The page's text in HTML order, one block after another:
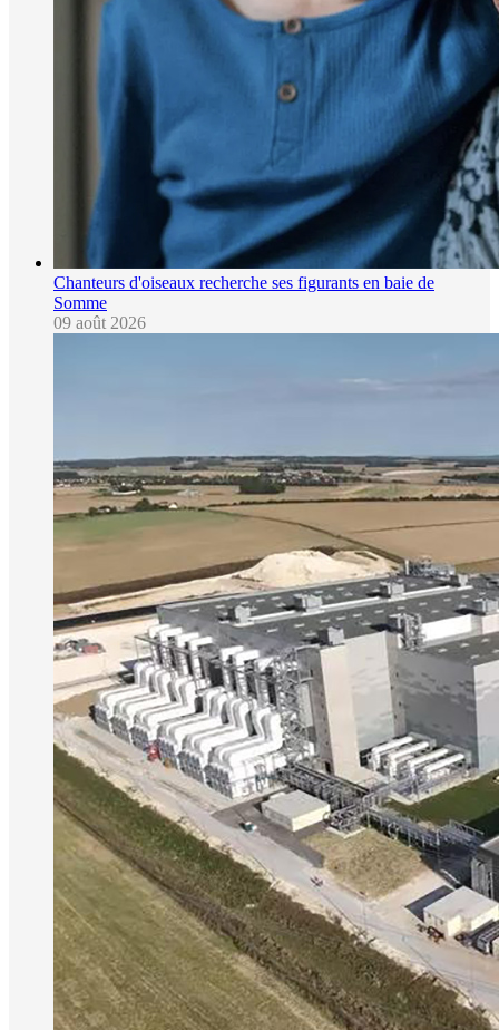
Chanteurs d'oiseaux recherche ses figurants en baie de
Somme
09 août 2026